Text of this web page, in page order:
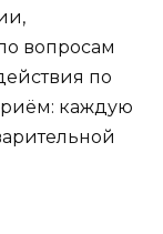
вопросам
по
каждую